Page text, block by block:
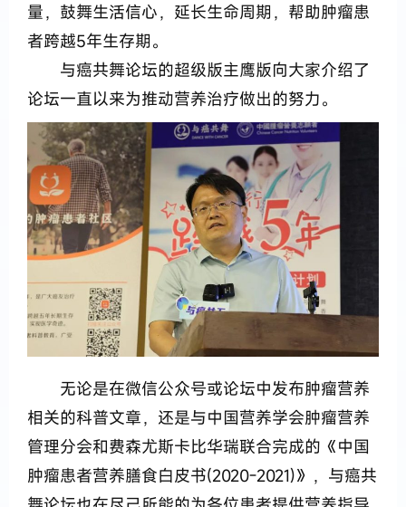
量，鼓舞生活信心，延长生命周期，帮助肿瘤患
者跨越5年生存期。
与癌共舞论坛的超级版主鹰版向大家介绍了
论坛一直以来为推动营养治疗做出的努力。
无论是在微信公众号或论坛中发布肿瘤营养
相关的科普文章，还是与中国营养学会肿瘤营养
管理分会和费森尤斯卡比华瑞联合完成的《中国
肿瘤患者营养膳食白皮书(2020-2021)》，与癌共